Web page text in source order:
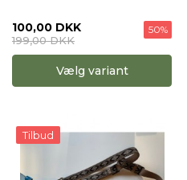
100,00 DKK
199,00 DKK
50%
Vælg variant
Tilbud